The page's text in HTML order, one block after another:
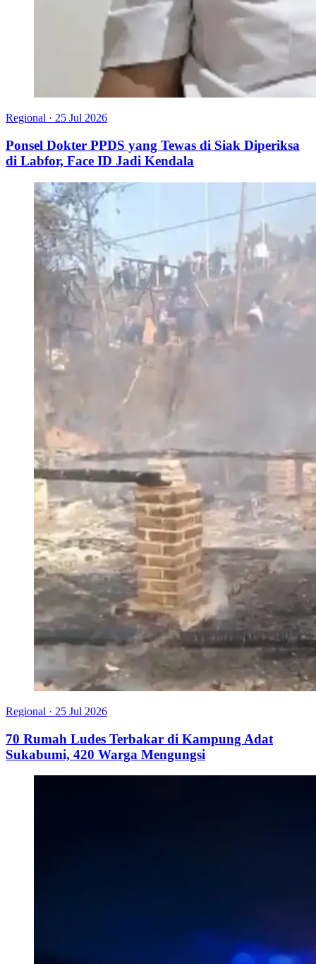
Regional · 25 Jul 2026
Ponsel Dokter PPDS yang Tewas di Siak Diperiksa
di Labfor, Face ID Jadi Kendala
Regional · 25 Jul 2026
70 Rumah Ludes Terbakar di Kampung Adat
Sukabumi, 420 Warga Mengungsi